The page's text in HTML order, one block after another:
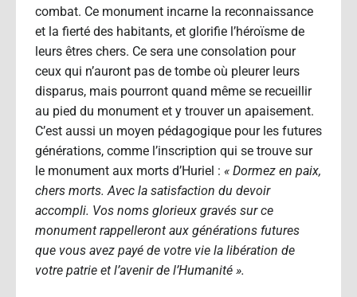
combat. Ce monument incarne la reconnaissance
et la fierté des habitants, et glorifie l’héroïsme de
leurs êtres chers. Ce sera une consolation pour
ceux qui n’auront pas de tombe où pleurer leurs
disparus, mais pourront quand même se recueillir
au pied du monument et y trouver un apaisement.
C’est aussi un moyen pédagogique pour les futures
générations, comme l’inscription qui se trouve sur
le monument aux morts d’Huriel : « Dormez en paix,
chers morts. Avec la satisfaction du devoir
accompli. Vos noms glorieux gravés sur ce
monument rappelleront aux générations futures
que vous avez payé de votre vie la libération de
votre patrie et l’avenir de l’Humanité ».